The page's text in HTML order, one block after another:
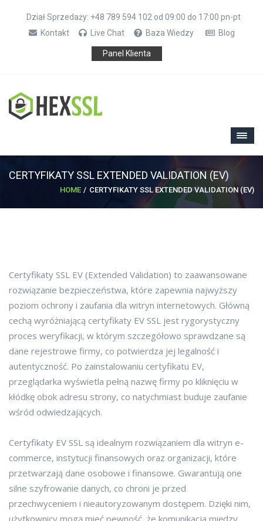
Dział Sprzedaży: +48 789 594 102 od 09:00 do 17:00 pn-pt
Kontakt
Live Chat Baza Wiedzy Blog
Panel Klienta
CERTYFIKATY SSL EXTENDED VALIDATION (EV)
HOME CERTYFIKATY SSL EXTENDED VALIDATION (EV)
Certyfikaty SSL EV (Extended Validation) to zaawansowane
rozwiązanie bezpieczeństwa, które zapewnia najwyższy
poziom ochrony i zaufania dla witryn internetowych. Główną
cechą wyróżniającą certyfikaty EV SSL jest rygorystyczny
proces weryfikacji, w którym szczegółowo sprawdzane są
dane rejestrowe firmy, co potwierdza jej legalność i
autentyczność. Po zainstalowaniu certyfikatu EV,
przeglądarka wyświetla pełną nazwę firmy po kliknięciu w
kłódkę obok adresu strony, co natychmiast buduje zaufanie
wśród odwiedzających.
Certyfikaty EV SSL są idealnym rozwiązaniem dla witryn e-
commerce, instytucji finansowych oraz organizacji, które
przetwarzają dane osobowe i finansowe. Gwarantują one
silne szyfrowanie danych, co chroni je przed
przechwyceniem i nieautoryzowanym dostępem. Dzięki nim,
użytkownicy mogą mieć pewność, że komunikacja między